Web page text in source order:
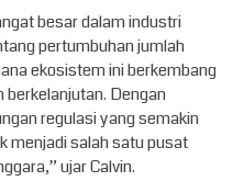
besar dalam industri
pertumbuhan jumlah
ekosistem ini berkembang
Dengan
regulasi yang semakin
menjadi salah satu pusat
ujar Calvin.